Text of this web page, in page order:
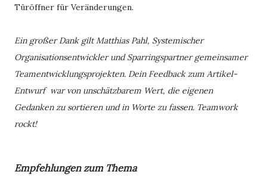
Türöffner für Veränderungen.
Ein großer Dank gilt Matthias Pahl, Systemischer
Organisationsentwickler und Sparringspartner gemeinsamer
Teamentwicklungsprojekten. Dein Feedback zum Artikel-
Entwurf war von unschätzbarem Wert, die eigenen
Gedanken zu sortieren und in Worte zu fassen. Teamwork
rockt!
Empfehlungen zum Thema